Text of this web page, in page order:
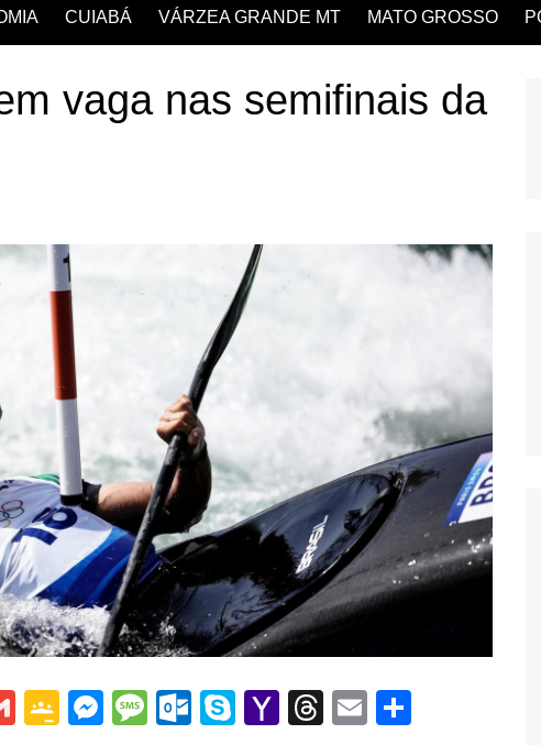
CUIABÁ VÁRZEA GRANDE MT MATO GROSSO
vaga nas semifinais da
G
G
M M O
S
Y
T
E